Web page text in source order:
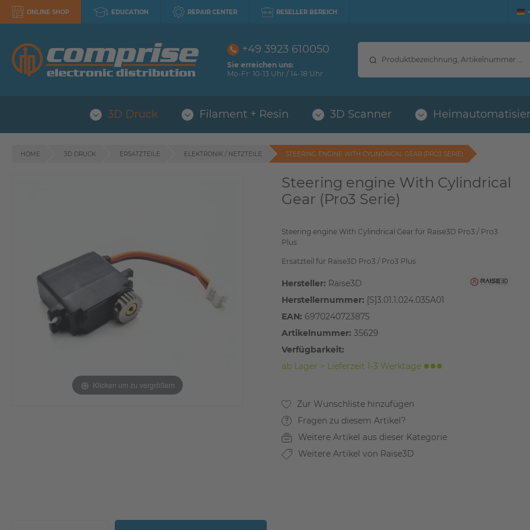
ONLINE SHOP EDUCATION REPAIR CENTER RESELLER BEREICH
+49 3923 610050
Sie erreichen uns:
Mo-Fr: 10-13 Uhr / 14-18 Uhr
3D Druck Filament + Resin 3D Scanner
HOME 3D DRUCK ERSATZTEILE ELEKTRONIK / NETZTEILE STEERING ENGINE WITH CYLINDRICAL GEAR (PRO3 SERIE)
Klicken um zu vergrößern
Steering engine With Cylindrical
Gear (Pro3 Serie)
Steering engine With Cylindrical Gear für Raise3D Pro3 / Pro3
Plus
Ersatzteil für Raise3D Pro3 / Pro3 Plus
Hersteller: Raise3D
Herstellernummer: [S]3.01.1.024.035A01
EAN: 6970240723875
Artikelnummer: 35629
Verfügbarkeit:
ab Lager > Lieferzeit 1-3 Werktage
Fragen zu diesem Artikel?
Weitere Artikel aus dieser Kategorie
Weitere Artikel von Raise3D